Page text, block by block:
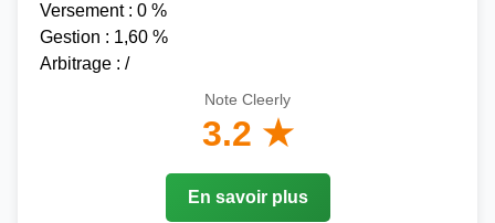
Versement : 0 %
Gestion : 1,60 %
Arbitrage : /
Note Cleerly
3.2 ★
En savoir plus